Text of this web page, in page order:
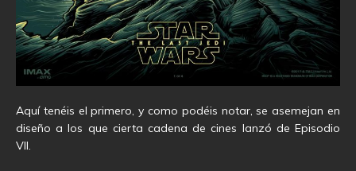
Aquí tenéis el primero, y como podéis notar, se asemejan en
diseño a los que cierta cadena de cines lanzó de Episodio
VII.